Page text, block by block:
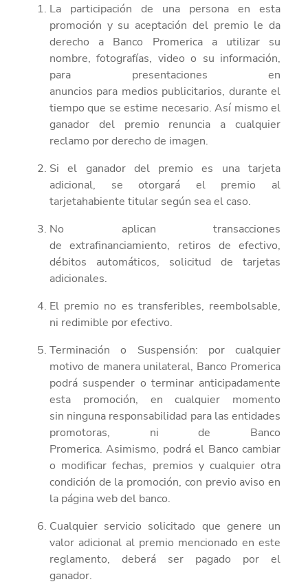
La participación de una persona en esta
promoción y su aceptación del premio le da
derecho a
Banco Promerica a utilizar su
nombre, fotografías, video o su información,
para presentaciones
en
anuncios para medios publicitarios, durante el
tiempo que se estime necesario. Así mismo el
ganador del premio renuncia a cualquier
reclamo por derecho de imagen.
Si el ganador del premio es una tarjeta
adicional, se
otorgará el premio al
tarjetahabiente titular según sea el caso.
No aplican transacciones
de extrafinanciamiento, retiros de efectivo,
débitos automáticos, solicitud de tarjetas
adicionales.
El premio no es transferibles, reembolsable,
ni redimible por efectivo.
Terminación o Suspensión: por cualquier
motivo de manera unilateral, Banco Promerica
podrá suspender o terminar anticipadamente
esta promoción, en cualquier momento
sin ninguna responsabilidad para las entidades
promotoras, ni de Banco
Promerica. Asimismo, podráel Banco cambiar
o modificar fechas, premios y cualquier otra
condición de la promoción, con previo aviso en
la página web del banco.
Cualquier servicio solicitado que genere un
valor adicional al premio mencionado en este
reglamento, deberá ser pagado por el
ganador.